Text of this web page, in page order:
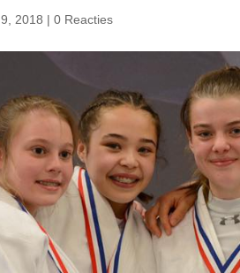
2018 |0 Reacties